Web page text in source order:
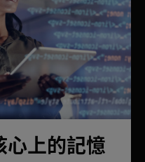
上的記憶